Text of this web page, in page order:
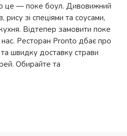
це — поке боул. Дивовижний
рису зі спеціями та соусами,
Відтепер замовити поке
Ресторан Pronto дбає про
швидку доставку страви
Обирайте та